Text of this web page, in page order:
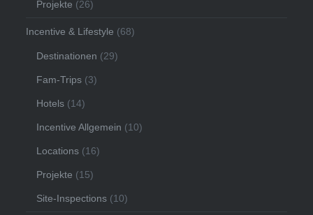
Projekte (26)
Incentive & Lifestyle (68)
Destinationen (29)
Fam-Trips (3)
Hotels (14)
Incentive Allgemein (10)
Locations (16)
Projekte (15)
Site-Inspections (10)